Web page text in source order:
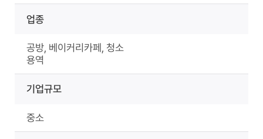
업종
공방, 베이커리카페, 청소
용역
기업규모
중소